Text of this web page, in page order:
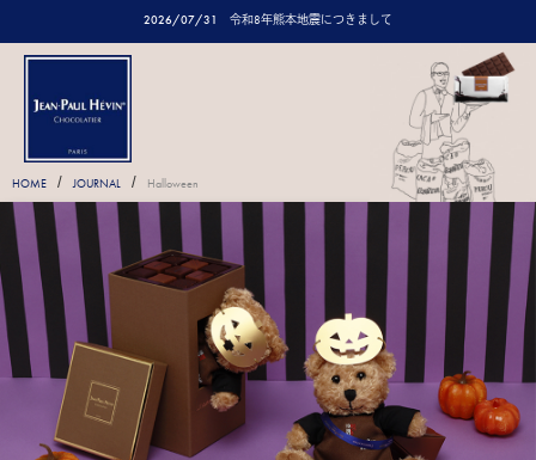
2026/07/31 令和8年熊本地震につきまして
HOME / JOURNAL / Halloween